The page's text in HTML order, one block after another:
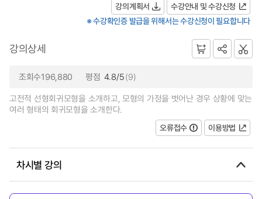
강의계획서
수강안내 및 수강신청
※ 수강확인증 발급을 위해서는 수강신청이 필요합니다
강의상세
조회수196,880 평점 4.8/5(9)
고전적 선형회귀모형을 소개하고, 모형의 가정을 벗어난 경우 상황에 맞는
여러 형태의 회귀모형을 소개한다.
오류접수
이용방법
차시별 강의